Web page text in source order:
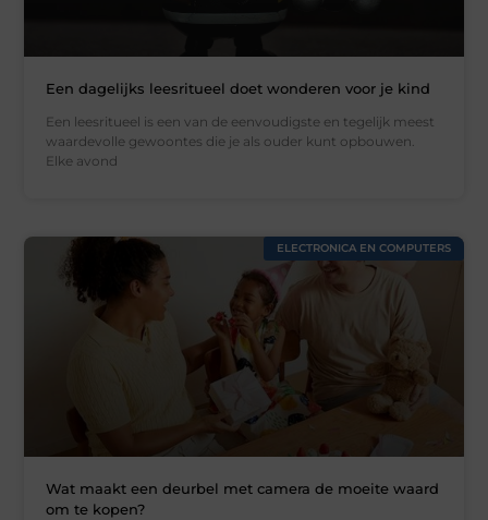
Een dagelijks leesritueel doet wonderen voor je kind
Een leesritueel is een van de eenvoudigste en tegelijk meest
waardevolle gewoontes die je als ouder kunt opbouwen.
Elke avond
ELECTRONICA EN COMPUTERS
Wat maakt een deurbel met camera de moeite waard
om te kopen?